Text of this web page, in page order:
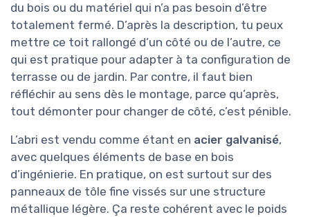
du bois ou du matériel qui n’a pas besoin d’être
totalement fermé. D’après la description, tu peux
mettre ce toit rallongé d’un côté ou de l’autre, ce
qui est pratique pour adapter à ta configuration de
terrasse ou de jardin. Par contre, il faut bien
réfléchir au sens dès le montage, parce qu’après,
tout démonter pour changer de côté, c’est pénible.
L’abri est vendu comme étant en acier galvanisé,
avec quelques éléments de base en bois
d’ingénierie. En pratique, on est surtout sur des
panneaux de tôle fine vissés sur une structure
métallique légère. Ça reste cohérent avec le poids